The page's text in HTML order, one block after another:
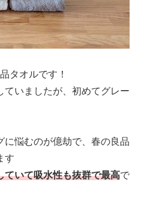
タオルです！
ていましたが、初めてグレー
に悩むのが億劫で、春の良品
す
ていて吸水性も抜群で最高で